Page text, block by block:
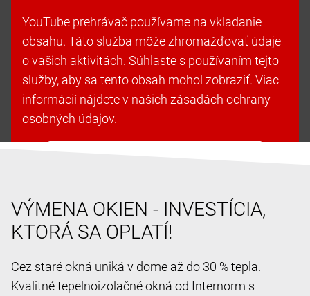
YouTube prehrávač používame na vkladanie
obsahu. Táto služba môže zhromažďovať údaje
o vašich aktivitách. Súhlaste s používaním tejto
služby, aby sa tento obsah mohol zobraziť. Viac
informácií nájdete v našich zásadách ochrany
osobných údajov.
VÝMENA OKIEN - INVESTÍCIA,
KTORÁ SA OPLATÍ!
Cez staré okná uniká v dome až do 30 % tepla.
Kvalitné tepelnoizolačné okná od Internorm s